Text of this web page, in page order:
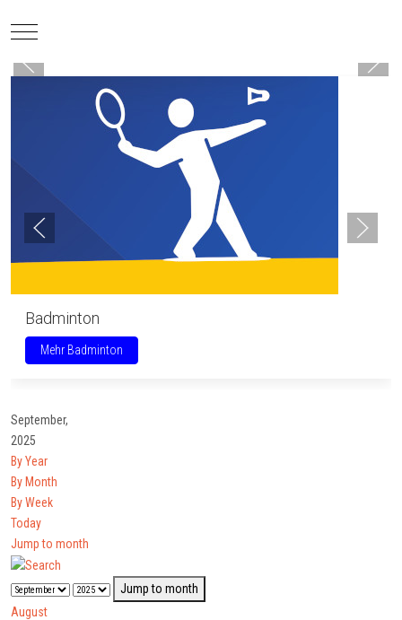
Mobile Menu Toggle
Badminton
Mehr Badminton
September,
2025
By Year
By Month
By Week
Today
Jump to month
Jump to month
August